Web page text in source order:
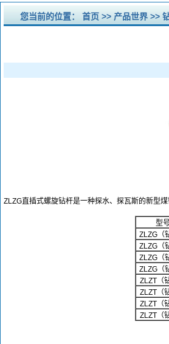
您当前的位置： 首页 >> 产品世界 >>
ZLZG直插式螺旋钻杆是一种探水、探瓦斯的新型
型
ZLZG（
ZLZG（
ZLZG（
ZLZG（
ZLZT（
ZLZT（
ZLZT（
ZLZT（